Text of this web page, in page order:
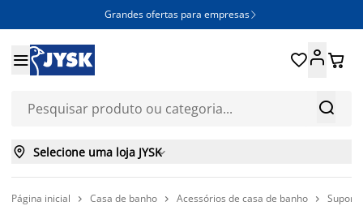
Grandes ofertas para empresas 


 
 Selecione uma loja JYSK
Página inicial  Casa de banho  Acessórios de casa de banho 